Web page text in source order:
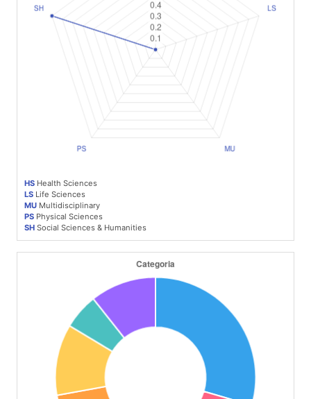
HS Health Sciences
LS Life Sciences
MU Multidisciplinary
PS Physical Sciences
SH Social Sciences & Humanities